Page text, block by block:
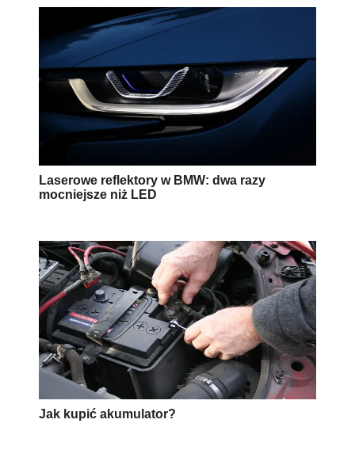
Laserowe reflektory w BMW: dwa razy
mocniejsze niż LED
Jak kupić akumulator?